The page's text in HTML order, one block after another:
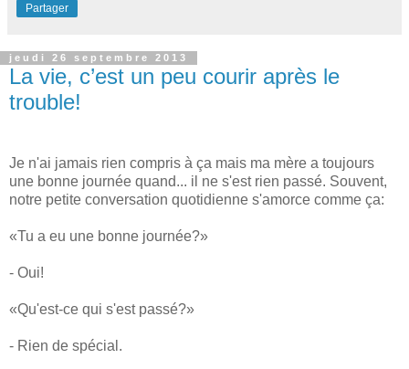
Partager
jeudi 26 septembre 2013
La vie, c’est un peu courir après le
trouble!
Je n'ai jamais rien compris à ça mais ma mère a toujours
une bonne journée quand... il ne s'est rien passé. Souvent,
notre petite conversation quotidienne s'amorce comme ça:
«Tu a eu une bonne journée?»
- Oui!
«Qu'est-ce qui s'est passé?»
- Rien de spécial.